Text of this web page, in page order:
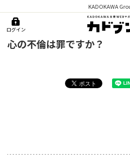
KADOKAWA
ログイン
心の不倫は罪ですか？